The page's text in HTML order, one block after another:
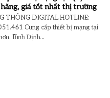
giá tốt nhất thị trường
THÔNG DIGITAL HOTLINE:
Cung cấp thiết bị mạng tại
Bình Định...